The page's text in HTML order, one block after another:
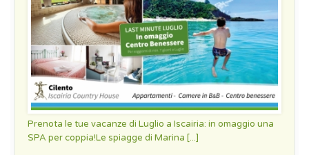
Prenota le tue vacanze di Luglio a Iscairia: in omaggio una
SPA per coppia!Le spiagge di Marina [...]